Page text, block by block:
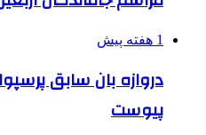
1 هفته پیش
دروازه بان سابق
پیوست